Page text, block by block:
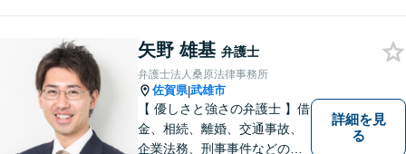
矢野 雄基 弁護士
弁護士法人桑原法律事務所
佐賀県|武雄市
【 優しさと強さの弁護士 】借
金、相続、離婚、交通事故、
企業法務、刑事事件などのご
詳細を見
る